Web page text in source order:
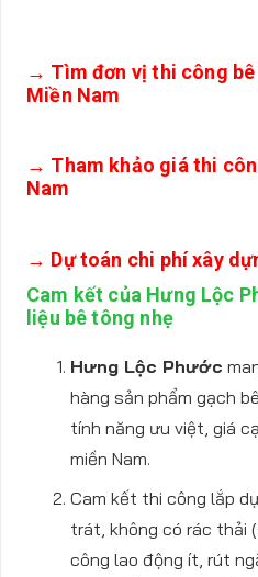
→ Tìm đơn vị thi công
Miền Nam
→ Tham khảo giá thi
Nam
→ Dự toán chi phí xây
Cam kết của Hưng Lộc
liệu bê tông nhẹ
Hưng Lộc Phước
hàng sản phẩm gạch
tính năng ưu việt, giá
miền Nam.
Cam kết thi công lắp
trát, không có rác thải
công lao động ít, rút